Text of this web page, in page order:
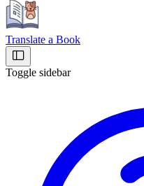
Translate a Book
Toggle sidebar